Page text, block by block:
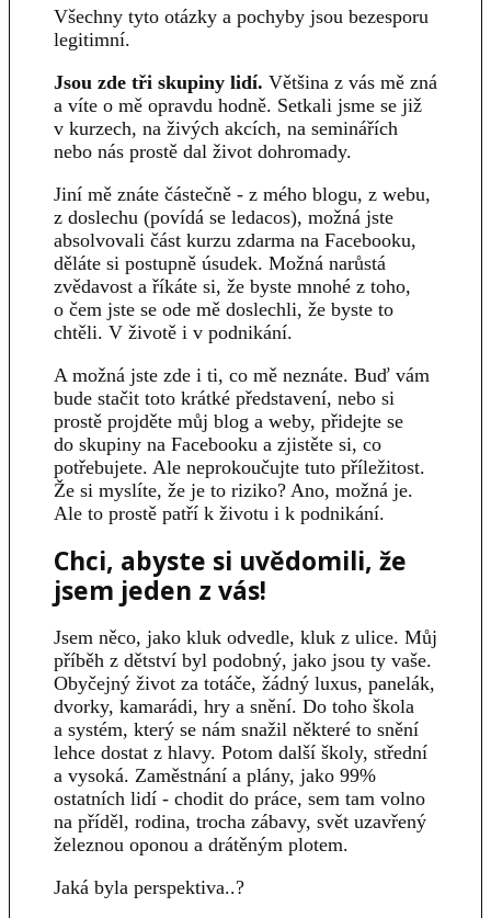
Všechny tyto otázky a pochyby jsou bezesporu
legitimní.
Jsou zde tři skupiny lidí. Většina z vás mě zná
a víte o mě opravdu hodně. Setkali jsme se již
v kurzech, na živých akcích, na seminářích
nebo nás prostě dal život dohromady.
Jiní mě znáte částečně - z mého blogu, z webu,
z doslechu (povídá se ledacos), možná jste
absolvovali část kurzu zdarma na Facebooku,
děláte si postupně úsudek. Možná narůstá
zvědavost a říkáte si, že byste mnohé z toho,
o čem jste se ode mě doslechli, že byste to
chtěli. V životě i v podnikání.
A možná jste zde i ti, co mě neznáte. Buď vám
bude stačit toto krátké představení, nebo si
prostě projděte můj blog a weby, přidejte se
do skupiny na Facebooku a zjistěte si, co
potřebujete. Ale neprokoučujte tuto příležitost.
Že si myslíte, že je to riziko? Ano, možná je.
Ale to prostě patří k životu i k podnikání.
Chci, abyste si uvědomili, že
jsem jeden z vás!
Jsem něco, jako kluk odvedle, kluk z ulice. Můj
příběh z dětství byl podobný, jako jsou ty vaše.
Obyčejný život za totáče, žádný luxus, panelák,
dvorky, kamarádi, hry a snění. Do toho škola
a systém, který se nám snažil některé to snění
lehce dostat z hlavy. Potom další školy, střední
a vysoká. Zaměstnání a plány, jako 99%
ostatních lidí - chodit do práce, sem tam volno
na příděl, rodina, trocha zábavy, svět uzavřený
železnou oponou a drátěným plotem.
Jaká byla perspektiva..?